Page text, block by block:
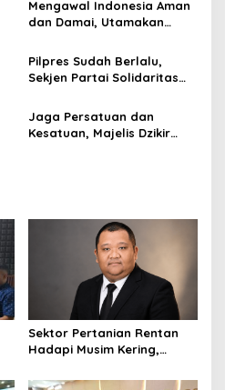
Mengawal Indonesia Aman
dan Damai, Utamakan
Tunggal Ika
Pilpres Sudah Berlalu,
Sekjen Partai Solidaritas
Persatuan Indonesia
Jaga Persatuan dan
Kesatuan, Majelis Dzikir
Sektor Pertanian Rentan
Hadapi Musim Kering,
Jadi Solusi